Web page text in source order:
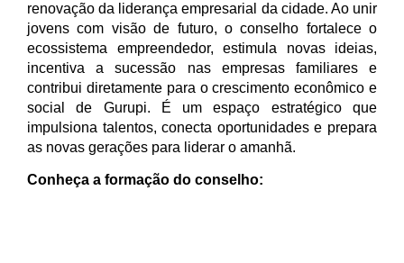
renovação da liderança empresarial da cidade. Ao unir
jovens com visão de futuro, o conselho fortalece o
ecossistema empreendedor, estimula novas ideias,
incentiva a sucessão nas empresas familiares e
contribui diretamente para o crescimento econômico e
social de Gurupi. É um espaço estratégico que
impulsiona talentos, conecta oportunidades e prepara
as novas gerações para liderar o amanhã.
Conheça a formação do conselho: